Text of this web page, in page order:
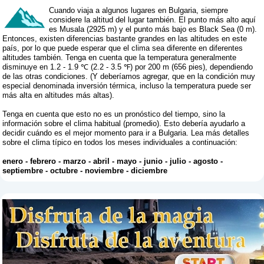
Cuando viaja a algunos lugares en Bulgaria, siempre
considere la altitud del lugar también. El punto más alto aquí
es Musala (2925 m) y el punto más bajo es Black Sea (0 m).
Entonces, existen diferencias bastante grandes en las altitudes en este
país, por lo que puede esperar que el clima sea diferente en diferentes
altitudes también. Tenga en cuenta que la temperatura generalmente
disminuye en 1.2 - 1.9 ℃ (2.2 - 3.5 ℉) por 200 m (656 pies), dependiendo
de las otras condiciones. (Y deberíamos agregar, que en la condición muy
especial denominada inversión térmica, incluso la temperatura puede ser
más alta en altitudes más altas).
Tenga en cuenta que esto no es un pronóstico del tiempo, sino la
información sobre el clima habitual (promedio). Esto debería ayudarlo a
decidir cuándo es el mejor momento para ir a Bulgaria. Lea más detalles
sobre el clima típico en todos los meses individuales a continuación:
enero -febrero -marzo -abril -mayo - junio - julio -agosto -
septiembre -octubre -noviembre -diciembre